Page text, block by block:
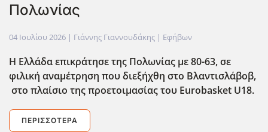
Πολωνίας
04 Ιουλίου 2026 | Γιάννης Γιαννουδάκης | Εφήβων
Η Ελλάδα επικράτησε της Πολωνίας με 80-63, σε
φιλική αναμέτρηση που διεξήχθη στο Βλαντισλάβοβ,
στο πλαίσιο της προετοιμασίας του Eurobasket U18.
ΠΕΡΙΣΣΌΤΕΡΑ